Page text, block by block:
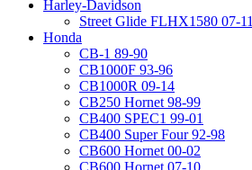
Harley-Davidson
Street Glide FLHX1580 07-11
Honda
CB-1 89-90
CB1000F 93-96
CB1000R 09-14
CB250 Hornet 98-99
CB400 SPEC1 99-01
CB400 Super Four 92-98
CB600 Hornet 00-02